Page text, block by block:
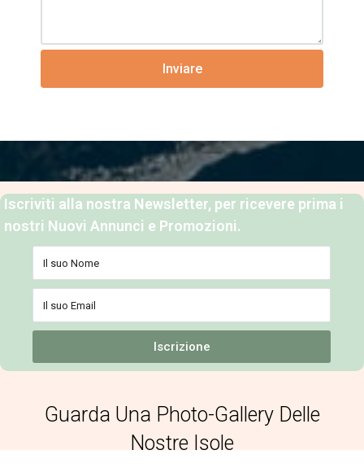
Inviare
Iscriviti alla nostra Newsletter, per ricevere prima i
nostri Nuovi Annunci e Promozioni.
Iscrizione
Guarda Una Photo-Gallery Delle
Nostre Isole